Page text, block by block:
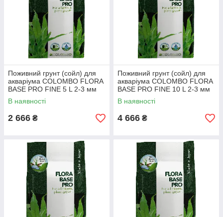
Поживний грунт (сойл) для
акваріума COLOMBO FLORA
BASE PRO FINE 5 L 2-3 мм
(A5010055)
В наявності
2 666 ₴
Поживний грунт (сойл) для
акваріума COLOMBO FLORA
BASE PRO FINE 10 L 2-3 мм
(A5010060)
В наявності
4 666 ₴